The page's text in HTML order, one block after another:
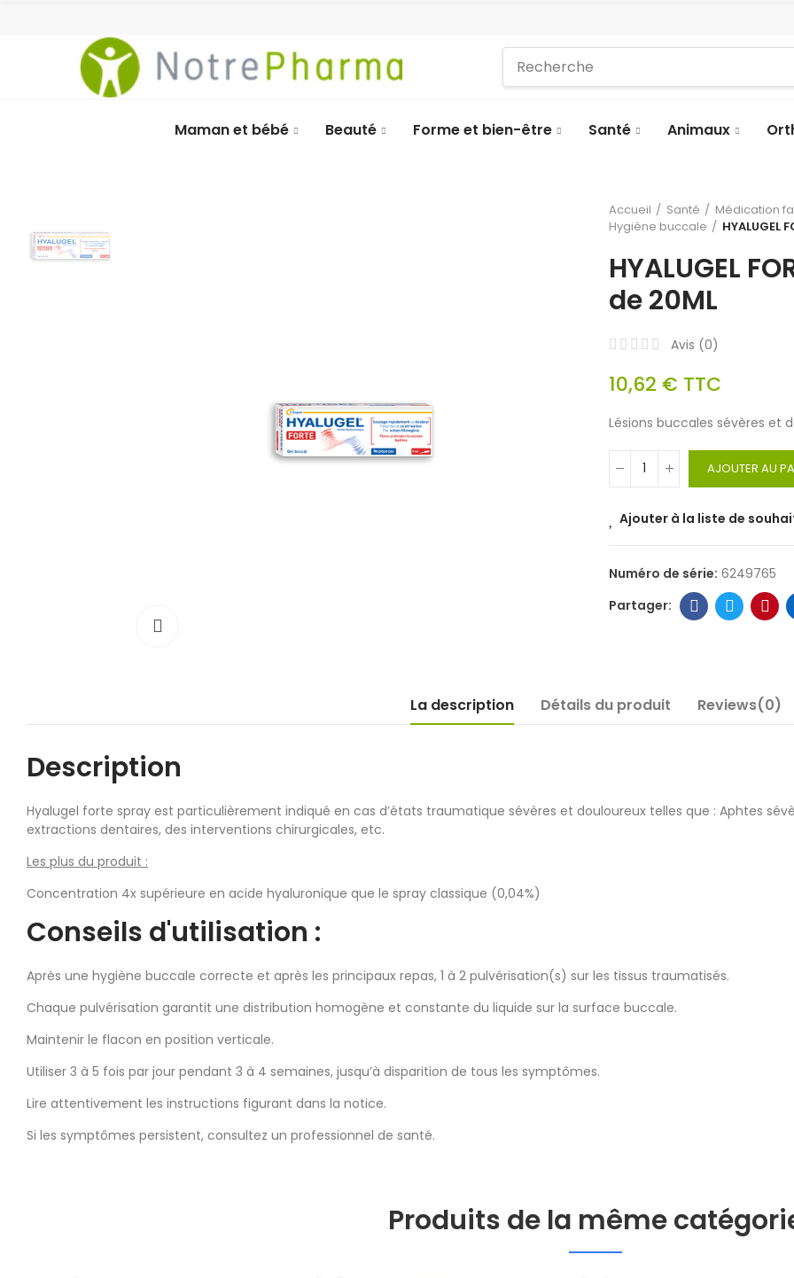
Maman et bébé Beauté Forme et bien-être Santé Animaux
Accueil Santé
Médication
Hygiène buccale
HYALUGEL
HYALUGEL
de 20ML
Avis (0)
10,62 € TTC
Lésions buccales sévères et
AJOUTER AU
Ajouter à la liste de
Numéro de série: 6249765
La description Détails du produit Reviews(0)
Description
Hyalugel forte spray est particulièrement indiqué en cas d’états traumatique sévères et douloureux telles que : Aphtes
extractions dentaires, des interventions chirurgicales, etc.
Les plus du produit :
Concentration 4x supérieure en acide hyaluronique que le spray classique (0,04%)
Conseils d'utilisation :
Après une hygiène buccale correcte et après les principaux repas, 1 à 2 pulvérisation(s) sur les tissus traumatisés.
Chaque pulvérisation garantit une distribution homogène et constante du liquide sur la surface buccale.
Maintenir le flacon en position verticale.
Utiliser 3 à 5 fois par jour pendant 3 à 4 semaines, jusqu’à disparition de tous les symptômes.
Lire attentivement les instructions figurant dans la notice.
Si les symptômes persistent, consultez un professionnel de santé.
Produits de la même